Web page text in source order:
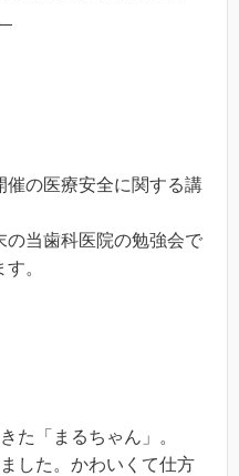
催の医療安全に関する講
の当歯科医院の勉強会で
。
た「まるちゃん」。
した。 かわいくて仕方